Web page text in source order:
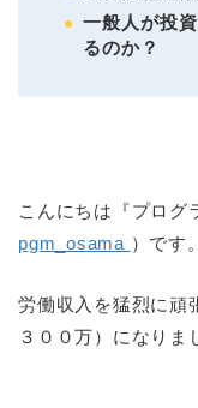
一般人が投
るのか？
こんにちは『プログ
pgm_osama ）です。
労働収入を猛烈に頑
３００万）になりま